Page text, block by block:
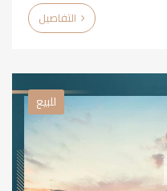
للبيع